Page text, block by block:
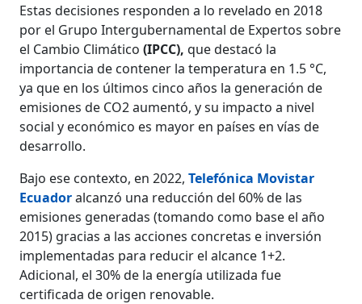
Estas decisiones responden a lo revelado en 2018
por el Grupo Intergubernamental de Expertos sobre
el Cambio Climático (IPCC), que destacó la
importancia de contener la temperatura en 1.5 °C,
ya que en los últimos cinco años la generación de
emisiones de CO2 aumentó, y su impacto a nivel
social y económico es mayor en países en vías de
desarrollo.
Bajo ese contexto, en 2022,Telefónica Movistar
Ecuadoralcanzó una reducción del 60% de las
emisiones generadas (tomando como base el año
2015) gracias a las acciones concretas e inversión
implementadas para reducir el alcance 1+2.
Adicional, el 30% de la energía utilizada fue
certificada de origen renovable.